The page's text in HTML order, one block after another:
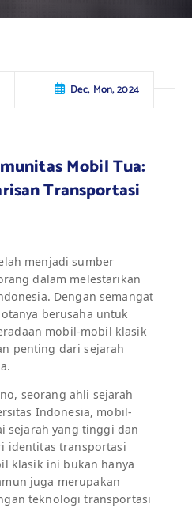
Dec, Mon, 2024
Mobil Tua:
Transportasi
menjadi sumber
dalam melestarikan
Dengan semangat
berusaha untuk
mobil-mobil klasik
penting dari sejarah
seorang ahli sejarah
Indonesia, mobil-
sejarah yang tinggi dan
identitas transportasi
klasik ini bukan hanya
juga merupakan
teknologi transportasi